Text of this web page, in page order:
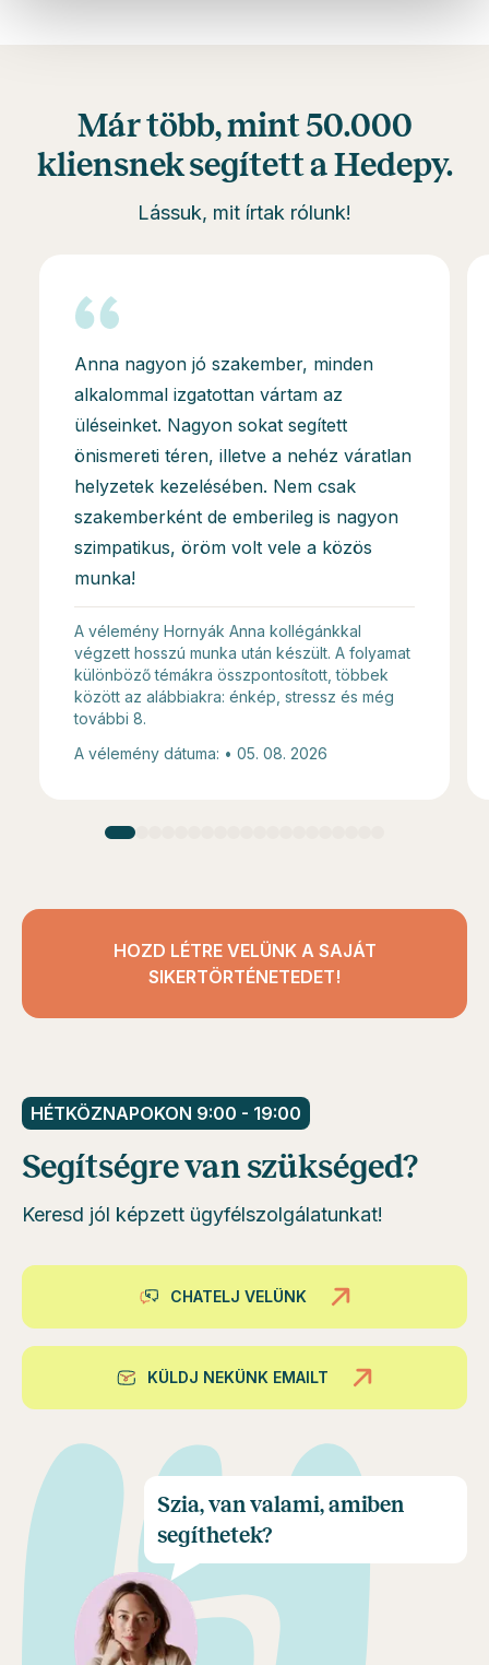
Már több, mint 50.000
kliensnek segített a Hedepy.
Lássuk, mit írtak rólunk!
Anna nagyon jó szakember, minden
alkalommal izgatottan vártam az
üléseinket. Nagyon sokat segített
önismereti téren, illetve a nehéz váratlan
helyzetek kezelésében. Nem csak
szakemberként de emberileg is nagyon
szimpatikus, öröm volt vele a közös
munka!
A vélemény Hornyák Anna kollégánkkal
végzett hosszú munka után készült. A folyamat
különböző témákra összpontosított, többek
között az alábbiakra: énkép, stressz és még
további 8.
A vélemény dátuma: • 05. 08. 2026
HOZD LÉTRE VELÜNK A SAJÁT
SIKERTÖRTÉNETEDET!
HÉTKÖZNAPOKON 9:00 - 19:00
Segítségre van szükséged?
Keresd jól képzett ügyfélszolgálatunkat!
CHATELJ VELÜNK
KÜLDJ NEKÜNK EMAILT
Szia, van valami, amiben
segíthetek?